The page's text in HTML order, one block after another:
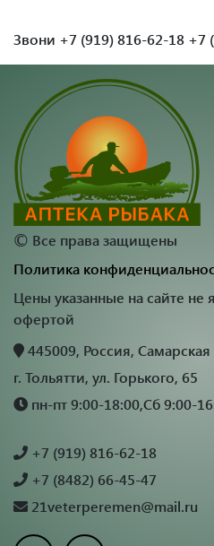
Звони +7 (919) 816-62-18 +7
© Все права защищены
Политика
Цены указанные на сайте не
офертой
445009, Россия, Самарская
г. Тольятти, ул. Горького, 65
пн-пт 9:00-18:00,Сб 9:00-
+7 (919) 816-62-18
+7 (8482) 66-45-47
21veterperemen@mail.ru